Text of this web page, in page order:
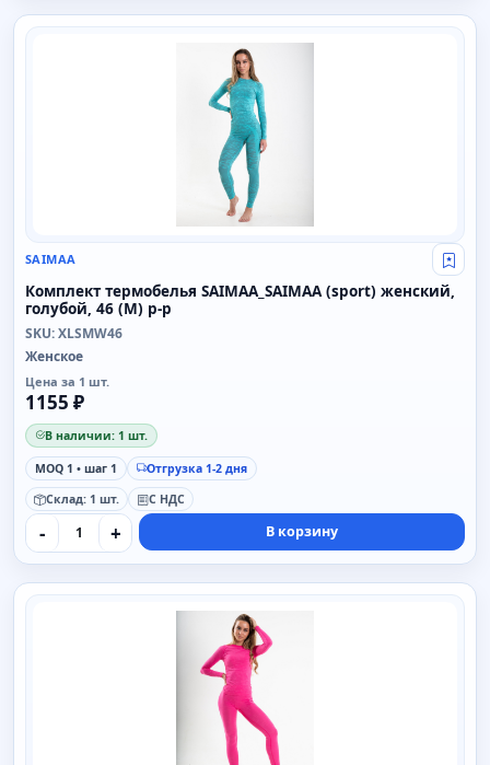
SAIMAA
SAIMAA Свой
Комплект термобелья SAIMAA_SAIMAA (sport) женский,
голубой, 46 (M) р-р
SKU: XLSMW46
Женское
Цена за 1 шт.
1155 ₽
В наличии: 1 шт.
MOQ 1 • шаг 1
Отгрузка 1-2 дня
Склад: 1 шт.
С НДС
- + В корзину
SAIMAA